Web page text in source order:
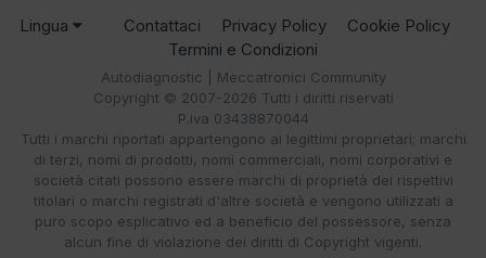
Lingua Contattaci Privacy Policy
Cookie Policy
Termini e Condizioni
Autodiagnostic | Meccatronici Community
Copyright © 2007-2026 Tutti i diritti riservati
P.iva 03438870044
Tutti i marchi riportati appartengono ai legittimi proprietari; marchi
di terzi, nomi di prodotti, nomi commerciali, nomi corporativi e
società citati possono essere marchi di proprietà dei rispettivi
titolari o marchi registrati d'altre società e vengono utilizzati a
puro scopo esplicativo ed a beneficio del possessore, senza
alcun fine di violazione dei diritti di Copyright vigenti.